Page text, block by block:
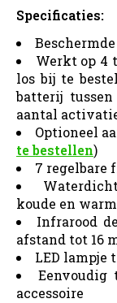
Specificaties:
Werkt op 4
los bij te
batterij
aantal
Optioneel
te bestellen)
7 regelbare
koude en
Infrarood
afstand tot 16
LED lampje
Eenvoudig
accessoire